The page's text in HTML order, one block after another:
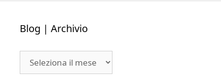
Blog | Archivio